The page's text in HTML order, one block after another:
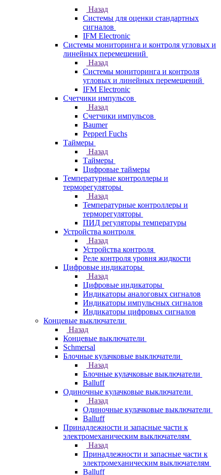
Назад
Системы для оценки стандартных
сигналов
IFM Electronic
Системы мониторинга и контроля угловых и
линейных перемещений
Назад
Системы мониторинга и контроля
угловых и линейных перемещений
IFM Electronic
Счетчики импульсов
Назад
Счетчики импульсов
Baumer
Pepperl Fuchs
Таймеры
Назад
Таймеры
Цифровые таймеры
Температурные контроллеры и
терморегуляторы
Назад
Температурные контроллеры и
терморегуляторы
ПИД регуляторы температуры
Устройства контроля
Назад
Устройства контроля
Реле контроля уровня жидкости
Цифровые индикаторы
Назад
Цифровые индикаторы
Индикаторы аналоговых сигналов
Индикаторы импульсных сигналов
Индикаторы цифровых сигналов
Концевые выключатели
Назад
Концевые выключатели
Schmersal
Блочные кулачковые выключатели
Назад
Блочные кулачковые выключатели
Balluff
Одиночные кулачковые выключатели
Назад
Одиночные кулачковые выключатели
Balluff
Принадлежности и запасные части к
электромеханическим выключателям
Назад
Принадлежности и запасные части к
электромеханическим выключателям
Balluff